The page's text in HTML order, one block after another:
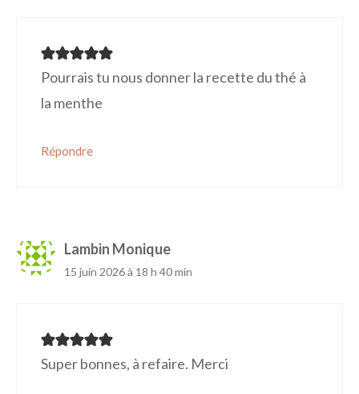
Pourrais tu nous donner la recette du thé à
la menthe
Répondre
Lambin Monique
15 juin 2026 à 18 h 40 min
Super bonnes, à refaire. Merci